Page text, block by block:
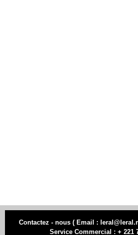
Contactez - nous ( Email :
Service Commercial : + 221